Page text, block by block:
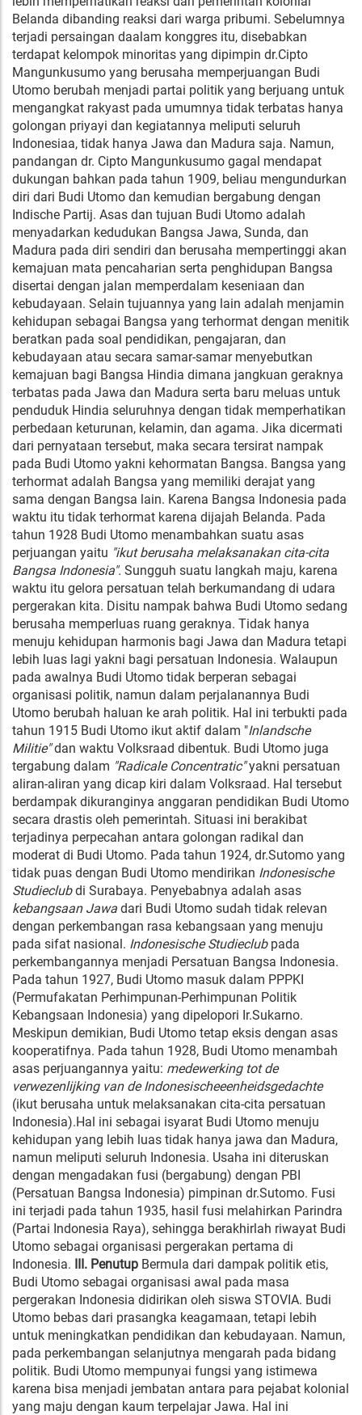
Belanda dibanding reaksi dari warga pribumi. Sebelumnya
terjadi persaingan daalam konggres itu, disebabkan
terdapat kelompok minoritas yang dipimpin dr.Cipto
Mangunkusumo yang berusaha memperjuangan Budi
Utomo berubah menjadi partai politik yang berjuang untuk
mengangkat rakyast pada umumnya tidak terbatas hanya
golongan priyayi dan kegiatannya meliputi seluruh
Indonesiaa, tidak hanya Jawa dan Madura saja. Namun,
pandangan dr. Cipto Mangunkusumo gagal mendapat
dukungan bahkan pada tahun 1909, beliau mengundurkan
diri dari Budi Utomo dan kemudian bergabung dengan
Indische Partij. Asas dan tujuan Budi Utomo adalah
menyadarkan kedudukan Bangsa Jawa, Sunda, dan
Madura pada diri sendiri dan berusaha mempertinggi akan
kemajuan mata pencaharian serta penghidupan Bangsa
disertai dengan jalan memperdalam keseniaan dan
kebudayaan. Selain tujuannya yang lain adalah menjamin
kehidupan sebagai Bangsa yang terhormat dengan menitik
beratkan pada soal pendidikan, pengajaran, dan
kebudayaan atau secara samar-samar menyebutkan
kemajuan bagi Bangsa Hindia dimana jangkuan geraknya
terbatas pada Jawa dan Madura serta baru meluas untuk
penduduk Hindia seluruhnya dengan tidak memperhatikan
perbedaan keturunan, kelamin, dan agama. Jika dicermati
dari pernyataan tersebut, maka secara tersirat nampak
pada Budi Utomo yakni kehormatan Bangsa. Bangsa yang
terhormat adalah Bangsa yang memiliki derajat yang
sama dengan Bangsa lain. Karena Bangsa Indonesia pada
waktu itu tidak terhormat karena dijajah Belanda. Pada
tahun 1928 Budi Utomo menambahkan suatu asas
perjuangan yaitu "ikut berusaha melaksanakan cita-cita
Bangsa Indonesia". Sungguh suatu langkah maju, karena
waktu itu gelora persatuan telah berkumandang di udara
pergerakan kita. Disitu nampak bahwa Budi Utomo sedang
berusaha memperluas ruang geraknya. Tidak hanya
menuju kehidupan harmonis bagi Jawa dan Madura tetapi
lebih luas lagi yakni bagi persatuan Indonesia. Walaupun
pada awalnya Budi Utomo tidak berperan sebagai
organisasi politik, namun dalam perjalanannya Budi
Utomo berubah haluan ke arah politik. Hal ini terbukti pada
tahun 1915 Budi Utomo ikut aktif dalam "Inlandsche
Militie"dan waktu Volksraad dibentuk. Budi Utomo juga
tergabung dalam "Radicale Concentratic"yakni persatuan
aliran-aliran yang dicap kiri dalam Volksraad. Hal tersebut
berdampak dikuranginya anggaran pendidikan Budi Utomo
secara drastis oleh pemerintah. Situasi ini berakibat
terjadinya perpecahan antara golongan radikal dan
moderat di Budi Utomo. Pada tahun 1924, dr.Sutomo yang
tidak puas dengan Budi Utomo mendirikan Indonesische
Studieclubdi Surabaya. Penyebabnya adalah asas
kebangsaan Jawa dari Budi Utomo sudah tidak relevan
dengan perkembangan rasa kebangsaan yang menuju
pada sifat nasional. Indonesische Studieclubpada
perkembangannya menjadi Persatuan Bangsa Indonesia.
Pada tahun 1927, Budi Utomo masuk dalam PPPKI
(Permufakatan Perhimpunan-Perhimpunan Politik
Kebangsaan Indonesia) yang dipelopori Ir.Sukarno.
Meskipun demikian, Budi Utomo tetap eksis dengan asas
kooperatifnya. Pada tahun 1928, Budi Utomo menambah
asas perjuangannya yaitu: medewerking tot de
verwezenlijking van de Indonesischeeenheidsgedachte
(ikut berusaha untuk melaksanakan cita-cita persatuan
Indonesia).Hal ini sebagai isyarat Budi Utomo menuju
kehidupan yang lebih luas tidak hanya jawa dan Madura,
namun meliputi seluruh Indonesia. Usaha ini diteruskan
dengan mengadakan fusi (bergabung) dengan PBI
(Persatuan Bangsa Indonesia) pimpinan dr.Sutomo. Fusi
ini terjadi pada tahun 1935, hasil fusi melahirkan Parindra
(Partai Indonesia Raya), sehingga berakhirlah riwayat Budi
Utomo sebagai organisasi pergerakan pertama di
Indonesia. III. Penutup Bermula dari dampak politik etis,
Budi Utomo sebagai organisasi awal pada masa
pergerakan Indonesia didirikan oleh siswa STOVIA. Budi
Utomo bebas dari prasangka keagamaan, tetapi lebih
untuk meningkatkan pendidikan dan kebudayaan. Namun,
pada perkembangan selanjutnya mengarah pada bidang
politik. Budi Utomo mempunyai fungsi yang istimewa
karena bisa menjadi jembatan antara para pejabat kolonial
yang maju dengan kaum terpelajar Jawa. Hal ini